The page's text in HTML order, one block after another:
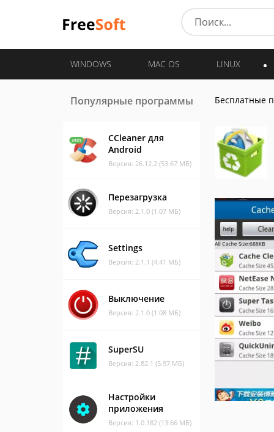
WINDOWS MAC OS LINUX
Популярные программы
CCleaner для
Android
Версия: 26.12.2 (53.67 МБ)
Перезагрузка
Версия: 2.1.0 (1.07 МБ)
Settings
Версия: 2.1.1 (4.41 МБ)
Выключение
Версия: 2.1.0 (1.08 МБ)
SuperSU
Версия: 2.82.1 (5.97 МБ)
Настройки
приложения
Версия: 1.0.182 (13.66 МБ)
Бесплатные